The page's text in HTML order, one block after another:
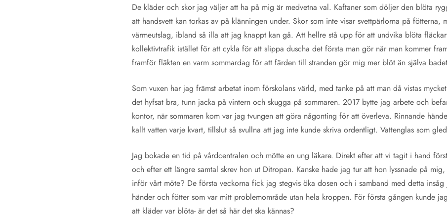
De kläder och skor jag väljer att ha på mig är medvetna val. Kaftaner som döljer den blöta
att handsvett kan torkas av på klänningen under. Skor som inte visar svettpärlorna på fötterna,
värmeutslag, ibland så illa att jag knappt kan gå. Att hellre stå upp för att undvika blöta
kollektivtrafik istället för att cykla för att slippa duscha det första man gör när man kommer
framför fläkten en varm sommardag för att färden till stranden gör mig mer blöt än själva
Som vuxen har jag främst arbetat inom förskolans värld, med tanke på att man då vistas
det hyfsat bra, tunn jacka på vintern och skugga på sommaren. 2017 bytte jag arbete och
kontor, när sommaren kom var jag tvungen att göra någonting för att överleva. Rinnande
kallt vatten varje kvart, tillslut så svullna att jag inte kunde skriva ordentligt. Vattenglas som
Jag bokade en tid på vårdcentralen och mötte en ung läkare. Direkt efter att vi tagit i hand
och efter ett längre samtal skrev hon ut Ditropan. Kanske hade jag tur att hon lyssnade på
inför vårt möte? De första veckorna fick jag stegvis öka dosen och i samband med detta
händer och fötter som var mitt problemområde utan hela kroppen. För första gången kunde
att kläder var blöta- är det så här det ska kännas?